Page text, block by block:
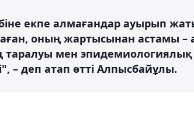
екпе алмағандар ауырып
оның жартысынан астамы –
мен эпидемиологиялық
– деп атап өтті Алпысбайұлы.